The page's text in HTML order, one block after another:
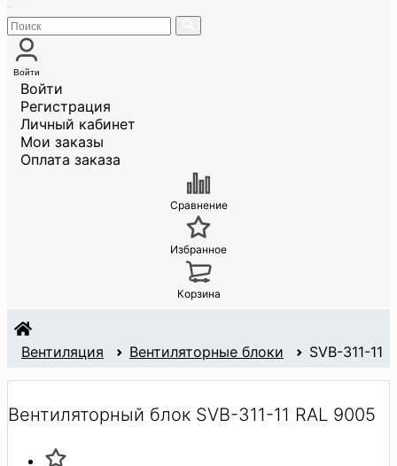
Войти
Войти
Регистрация
Личный кабинет
Мои заказы
Оплата заказа
Сравнение
Избранное
Корзина
Вентиляция Вентиляторные блоки SVB-311-11
Вентиляторный блок SVB-311-11 RAL 9005